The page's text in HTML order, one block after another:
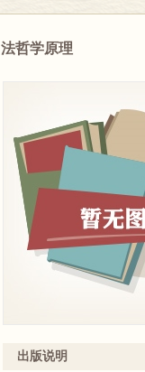
法哲学原理
出版说明